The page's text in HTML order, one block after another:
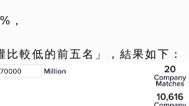
，
較低的前五名」，結果如下：